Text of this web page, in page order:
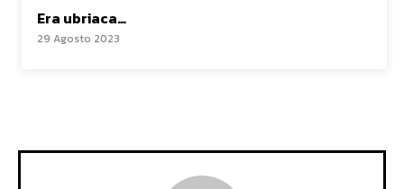
Era ubriaca…
29 Agosto 2023